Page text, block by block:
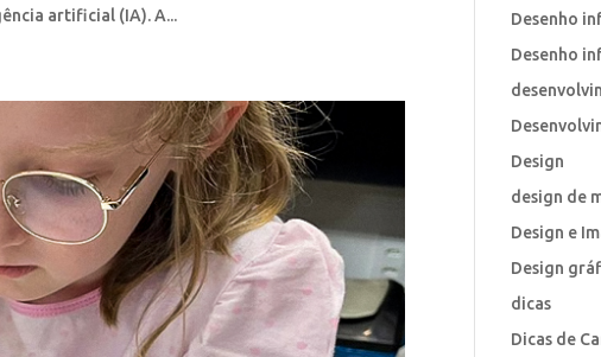
artificial (IA). A...
Desenho
Desenho
Design
design de
Design e
Design
dicas
Dicas de